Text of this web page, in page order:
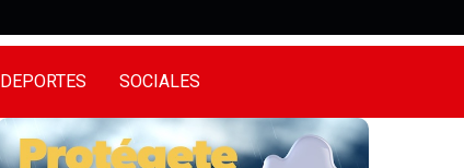
DEPORTES SOCIALES